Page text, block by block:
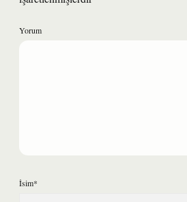
Yorum
İsim*